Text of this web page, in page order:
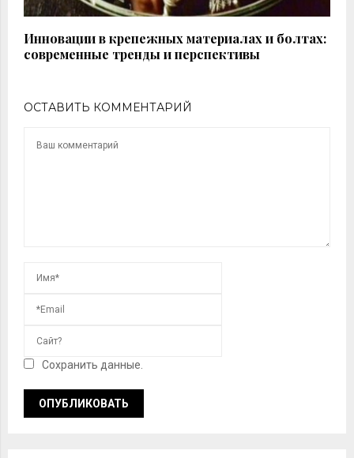
Инновации в крепежных материалах и болтах:
современные тренды и перспективы
ОСТАВИТЬ КОММЕНТАРИЙ
Сохранить данные.